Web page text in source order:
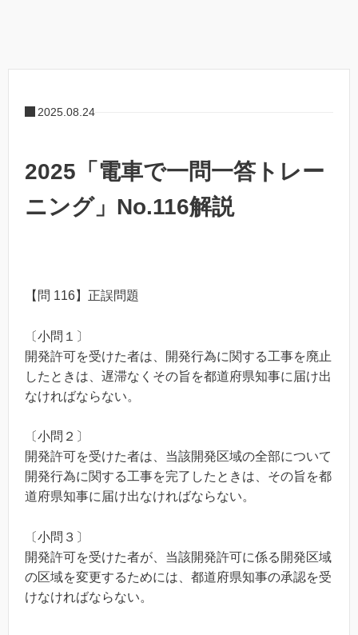
2025.08.24
2025「電車で一問一答トレー
ニング」No.116解説
【問 116】正誤問題
〔小問１〕
開発許可を受けた者は、開発行為に関する工事を廃止
したときは、遅滞なくその旨を都道府県知事に届け出
なければならない。
〔小問２〕
開発許可を受けた者は、当該開発区域の全部について
開発行為に関する工事を完了したときは、その旨を都
道府県知事に届け出なければならない。
〔小問３〕
開発許可を受けた者が、当該開発許可に係る開発区域
の区域を変更するためには、都道府県知事の承認を受
けなければならない。